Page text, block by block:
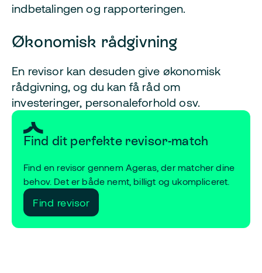
indbetalingen og rapporteringen.
Økonomisk rådgivning
En revisor kan desuden give økonomisk
rådgivning, og du kan få råd om
investeringer, personaleforhold osv.
Find dit perfekte revisor-match
Find en revisor gennem Ageras, der matcher dine
behov. Det er både nemt, billigt og ukompliceret.
Find revisor